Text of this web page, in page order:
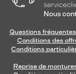
Nous
Questions fréquentes
Conditions des
Conditions
Reprise de